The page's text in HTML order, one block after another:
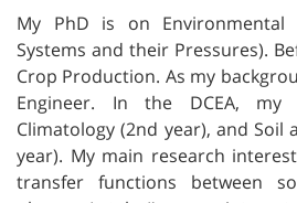
My PhD is on Environmental
Systems and their Pressures).
Crop Production. As my
Engineer. In the DCEA,
Climatology (2nd year), and Soil
year). My main research
transfer functions between